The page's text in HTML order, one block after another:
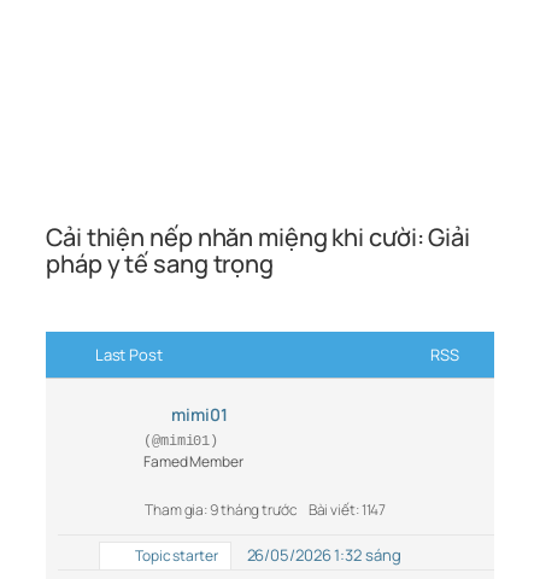
Cải thiện nếp nhăn miệng khi cười: Giải
pháp y tế sang trọng
Last Post RSS
mimi01
(@mimi01)
Famed Member
Tham gia: 9 tháng trước Bài viết: 1147
Topic starter 26/05/2026 1:32 sáng